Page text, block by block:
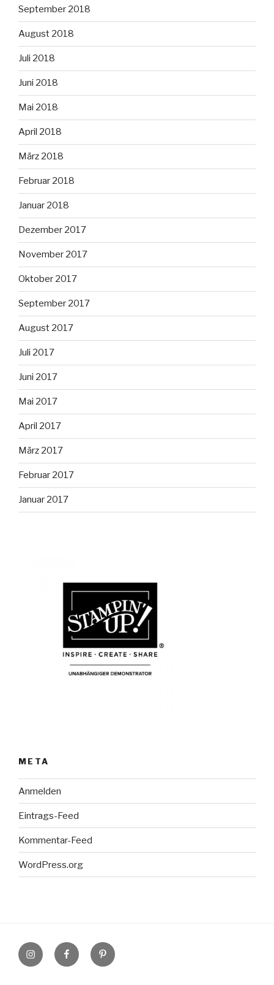
September 2018
August 2018
Juli 2018
Juni 2018
Mai 2018
April 2018
März 2018
Februar 2018
Januar 2018
Dezember 2017
November 2017
Oktober 2017
September 2017
August 2017
Juli 2017
Juni 2017
Mai 2017
April 2017
März 2017
Februar 2017
Januar 2017
META
Anmelden
Eintrags-Feed
Kommentar-Feed
WordPress.org
InstagramFacebookPinterest